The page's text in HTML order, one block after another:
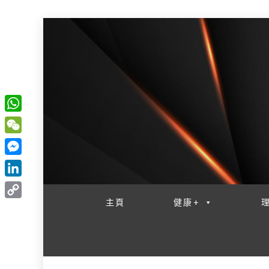
主頁 健康+
W
h
a
t
s
W
e
C
h
M
e
s
L
i